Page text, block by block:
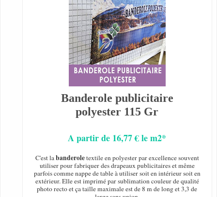
Banderole publicitaire
polyester 115 Gr
A partir de 16,77 € le m2*
C'est labanderoletextile en polyester par excellence souvent
utiliser pour fabriquer des drapeaux publicitaires et même
parfois comme nappe de table à utiliser soit en intérieur soit en
extérieur. Elle est imprimé par sublimation couleur de qualité
photo recto et ça taille maximale est de 8 m de long et 3,3 de